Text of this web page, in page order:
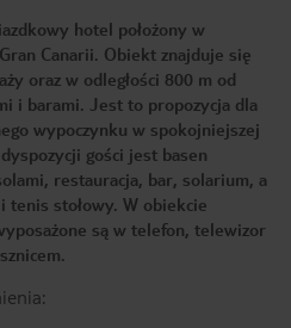
hotel położony w
Canarii. Obiekt znajduje się
oraz w odległości 800 m od
i barami. Jest to propozycja dla
wypoczynku w spokojniejszej
gości jest basen
restauracja, bar, solarium, a
stołowy. W obiekcie
są w telefon, telewizor